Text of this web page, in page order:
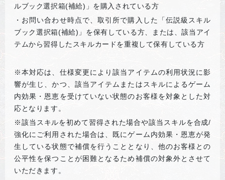
ルブック選択箱(補給)」を購入されている方
・お問い合わせ時点で、取引所で購入した「伝説級スキル
ブック選択箱(補給)」を保有している方、または、該当アイ
テムから習得したスキルカードを重複して保有している方
※本対応は、仕様変更により該当アイテムの利用状況に影
響が生じ、かつ、該当アイテムまたはスキルによるゲーム
内効果・恩恵を受けていない状態のお客様を対象とした対
応となります。
※該当スキルを初めて習得された場合や該当スキルを合成/
強化にご利用された場合は、既にゲーム内効果・恩恵が発
生している状態で補償を行うこととなり、他のお客様との
公平性を保つことが困難となるため補償の対象外とさせて
いただきます。